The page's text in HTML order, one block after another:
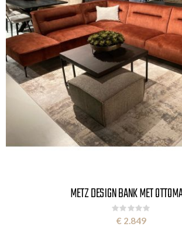
METZ DESIGN BANK MET
Rating:
0%
€ 2.849